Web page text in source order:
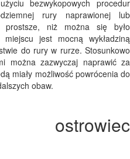
bezwykopowych procedur
rury naprawionej lub
niż można się było
jest mocną wykładziną
do rury w rurze. Stosunkowo
można zazwyczaj naprawić za
miały możliwość powrócenia do
obaw.
ostrowiec